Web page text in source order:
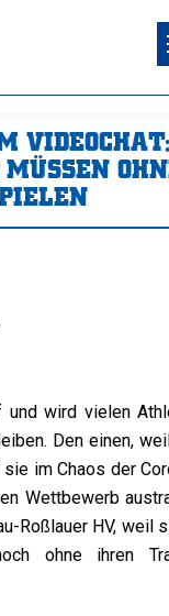
wird vielen
Den einen,
im Chaos der
Wettbewerb
Roßlauer HV, weil
ohne ihren